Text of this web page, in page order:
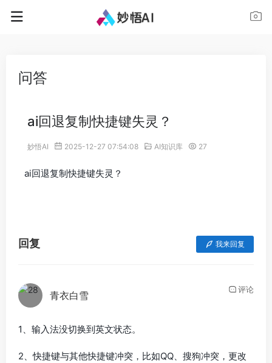
问答
ai回退复制快捷键失灵？
妙悟AI 2025-12-27 07:54:08 AI知识库 27
ai回退复制快捷键失灵？
回复 我来回复
青衣白雪 评论
1、输入法没切换到英文状态。
2、快捷键与其他快捷键冲突，比如QQ、搜狗冲突，更改